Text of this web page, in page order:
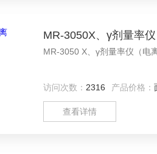
MR-3050X、γ剂量率仪
MR-3050 X、γ剂量率仪（电
访问次数： 2316 产品价格：
查看详情